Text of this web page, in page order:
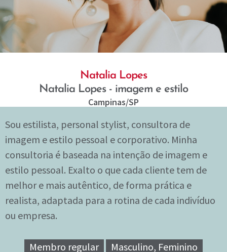
Natalia Lopes
Natalia Lopes - imagem e estilo
Campinas/SP
Sou estilista, personal stylist, consultora de
imagem e estilo pessoal e corporativo. Minha
consultoria é baseada na intenção de imagem e
estilo pessoal. Exalto o que cada cliente tem de
melhor e mais autêntico, de forma prática e
realista, adaptada para a rotina de cada indivíduo
ou empresa.
Membro regular Masculino, Feminino